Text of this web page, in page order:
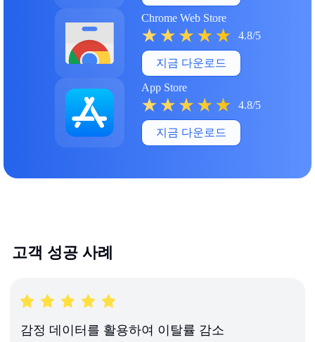
Chrome Web Store
4.8/5
지금 다운로드
App Store
4.8/5
지금 다운로드
고객 성공 사례
감정 데이터를 활용하여 이탈률 감소